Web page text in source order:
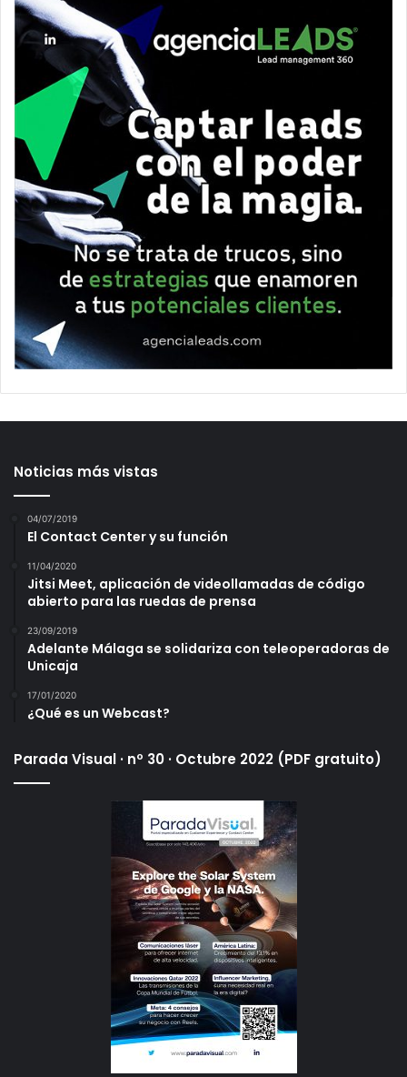
Noticias más vistas
04/07/2019
El Contact Center y su función
11/04/2020
Jitsi Meet, aplicación de videollamadas de código
abierto para las ruedas de prensa
23/09/2019
Adelante Málaga se solidariza con teleoperadoras de
Unicaja
17/01/2020
¿Qué es un Webcast?
Parada Visual · nº 30 · Octubre 2022 (PDF gratuito)